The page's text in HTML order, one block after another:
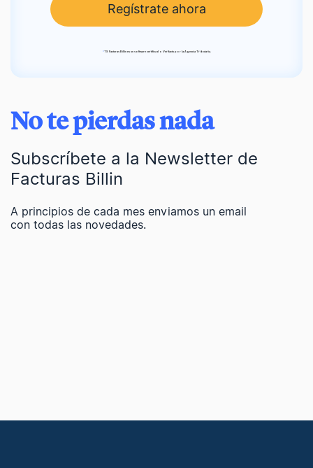
Regístrate ahora
*TS Facturas Billin es un software certificado Verifactu por la Agencia Tributaria.
No te pierdas nada
Subscríbete a la Newsletter de
Facturas Billin
A principios de cada mes enviamos un email
con todas las novedades.